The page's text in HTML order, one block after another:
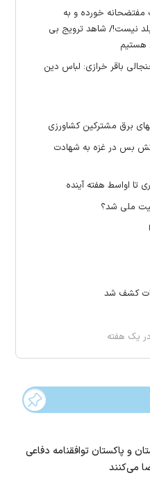
خورده و به
بلد نیست!/ شاهد ترویج بی
هستیم
باقر خرازی: لباس دین
برق مشترکین کشاورزی
کودک طی ۳۰۰ روز آتش بس در غزه به شهادت
تا اواسط هفته آینده
ملی شد؟
کشف شد
و پاکستان توافقنامه دفاعی
می‌کنند